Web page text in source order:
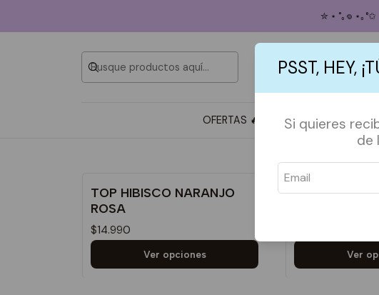
PSST, HEY,
Si quieres
de
OFERTAS 🔥 TOTE BAGS
✮ ⋆ ˚｡𖦹 ⋆｡°✩
TOP HIBISCO NARANJO
ROSA
$14.990
Ver opciones
TOP HIBISCO
Ver